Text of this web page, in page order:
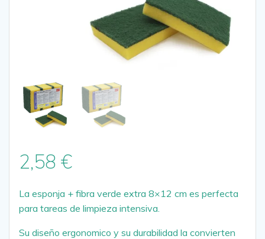
2,58 €
La esponja + fibra verde extra 8×12 cm es perfecta
para tareas de limpieza intensiva.
Su diseño ergonomico y su durabilidad la convierten